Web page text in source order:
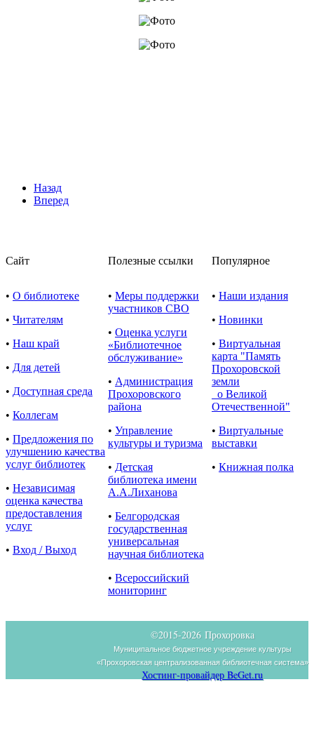
Назад
Вперед
Сайт Полезные ссылки Популярное
• О библиотеке
• Читателям
• Наш край
• Для детей
• Доступная среда
• Коллегам
• Предложения по
улучшению качества
услуг библиотек
• Независимая
оценка качества
предоставления
услуг
• Вход / Выход
• Меры поддержки
участников СВО
• Оценка услуги
«Библиотечное
обслуживание»
• Администрация
Прохоровского
района
• Управление
культуры и туризма
• Детская
библиотека имени
А.А.Лиханова
• Белгородская
государственная
универсальная
научная библиотека
• Всероссийский
мониторинг
• Наши издания
• Новинки
• Виртуальная
карта "Память
Прохоровской
земли
о Великой
Отечественной"
• Виртуальные
выставки
• Книжная полка
©2015-2026 Прохоровка
Муниципальное бюджетное учреждение культуры
«Прохоровская централизованная библиотечная система»
Хостинг-провайдер BeGet.ru